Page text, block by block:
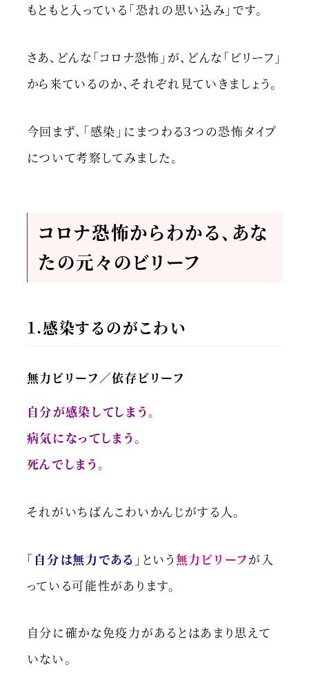
もともと入っている「恐れの思い込み」です。
さあ、どんな「コロナ恐怖」が、どんな「ビリーフ」
から来ているのか、それぞれ見ていきましょう。
今回まず、「感染」にまつわる３つの恐怖タイプ
について考察してみました。
コロナ恐怖からわかる、あな
たの元々のビリーフ
1.感染するのがこわい
無力ビリーフ／依存ビリーフ
自分が感染してしまう。
病気になってしまう。
死んでしまう。
それがいちばんこわいかんじがする人。
「自分は無力である」 という無力ビリーフが入
っている可能性があります。
自分に確かな免疫力があるとはあまり思えて
いない。